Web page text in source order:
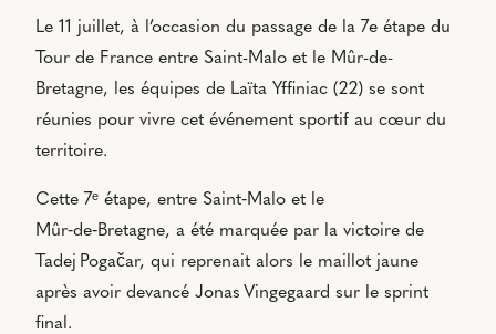
Le 11 juillet, à l’occasion du passage de la 7e étape du
Tour de France entre Saint-Malo et le Mûr-de-
Bretagne, les équipes de Laïta Yffiniac (22) se sont
réunies pour vivre cet événement sportif au cœur du
territoire.
Cette 7ᵉ étape, entre Saint‑Malo et le
Mûr‑de‑Bretagne, a été marquée par la victoire de
Tadej Pogačar, qui reprenait alors le maillot jaune
après avoir devancé Jonas Vingegaard sur le sprint
final.